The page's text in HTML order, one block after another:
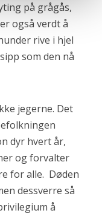
på grågås,
også verdt å
rive i hjel
som den nå
jegerne. Det
dyr hvert år,
og forvalter
for alle. Døden
dessverre så
å